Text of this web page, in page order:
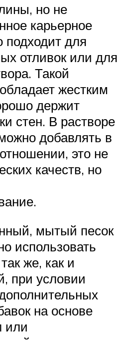
но не
карьерное
подходит для
отливок или для
Такой
жестким
держит
стен. В растворе
добавлять в
это не
качеств, но
мытый песок
использовать
же, как и
при условии
на основе
или